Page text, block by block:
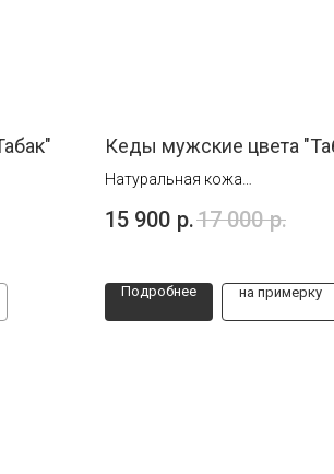
Кеды мужские цвета
Натуральная кожа
15 900 р.17 000 р.
Подробнее на примерку